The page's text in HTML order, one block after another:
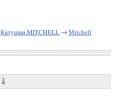
Катушки MITCHELL →Mitchell